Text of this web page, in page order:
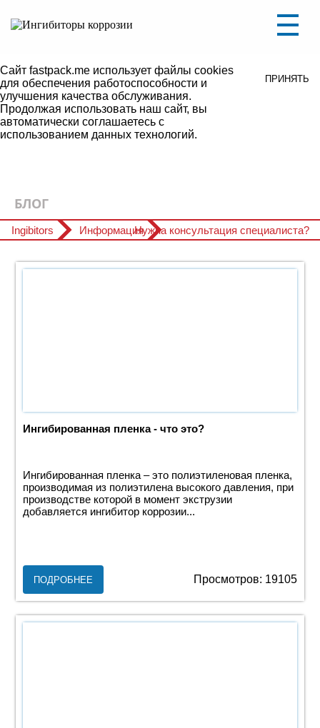
технические работы.
В связи с этим некоторые разделы могут не
ПОНЯТНО
Сайт fastpack.me использует файлы cookies
для обеспечения работоспособности и
улучшения качества обслуживания.
Продолжая использовать наш сайт, вы
автоматически соглашаетесь с
использованием данных технологий.
ПРИНЯТЬ
БЛОГ
Ingibitors ИнформацияНужна консультация специалиста?
Ингибированная пленка - что это?
Ингибированная пленка – это полиэтиленовая пленка,
производимая из полиэтилена высокого давления, при
производстве которой в момент экструзии
добавляется ингибитор коррозии...
ПОДРОБНЕЕ Просмотров: 19105